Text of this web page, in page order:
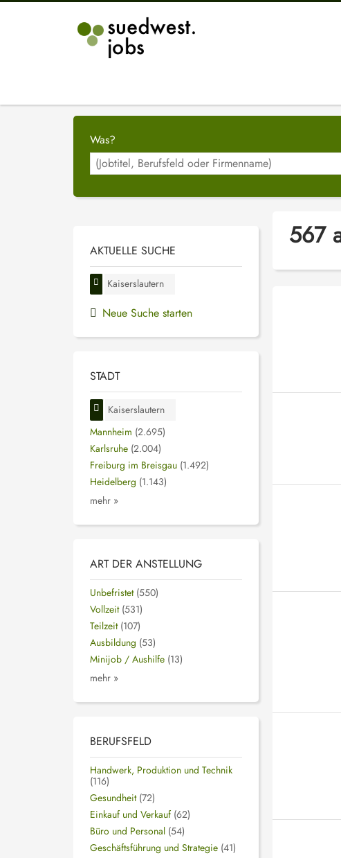
Was?
567
AKTUELLE SUCHE
Kaiserslautern
Neue Suche starten
STADT
Kaiserslautern
Mannheim (2.695)
Karlsruhe (2.004)
Freiburg im Breisgau (1.492)
Heidelberg (1.143)
mehr »
ART DER ANSTELLUNG
Unbefristet (550)
Vollzeit (531)
Teilzeit (107)
Ausbildung (53)
Minijob / Aushilfe (13)
mehr »
BERUFSFELD
Handwerk, Produktion und Technik
(116)
Gesundheit (72)
Einkauf und Verkauf (62)
Büro und Personal (54)
Geschäftsführung und Strategie (41)